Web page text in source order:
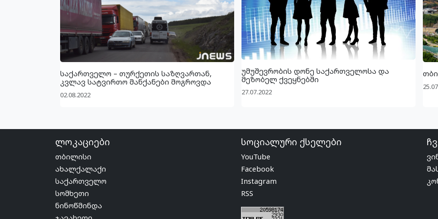
საქართველო – თურქეთის საზღვართან,
კვლავ სატვირთო მანქანები მოგროვდა
02.08.2022
უმუშევრობის დონე საქართველოსა და
მეზობელ ქვეყნებში
27.07.2022
ლოკაციები
თბილისი
ახალქალაქი
საქართველო
სომხეთი
ნინოწმინდა
სოციალური ქსელები
YouTube
Facebook
Instagram
RSS